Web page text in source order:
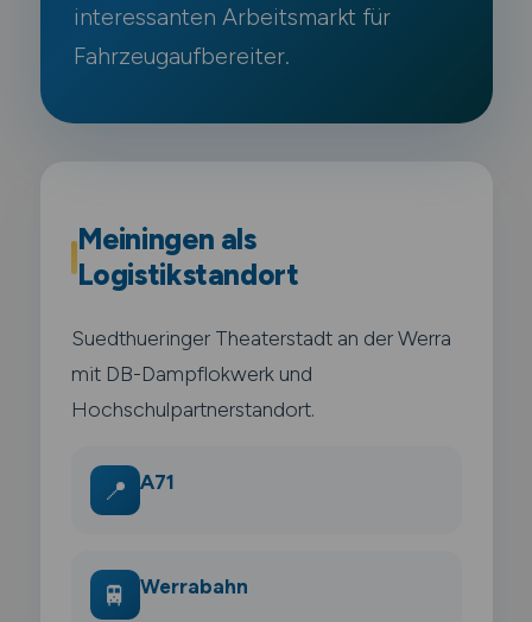
interessanten Arbeitsmarkt für
Fahrzeugaufbereiter.
Meiningen als
Logistikstandort
Suedthueringer Theaterstadt an der Werra
mit DB-Dampflokwerk und
Hochschulpartnerstandort.
📍 A71
🚆 Werrabahn